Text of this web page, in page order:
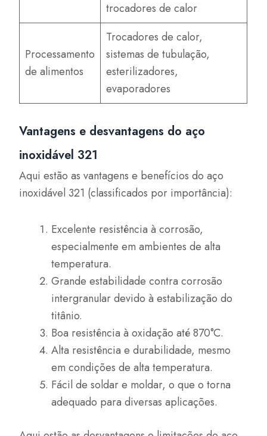
trocadores de calor
Processamento
de alimentos
Trocadores de calor,
sistemas de tubulação,
esterilizadores,
evaporadores
Vantagens e desvantagens do aço
inoxidável 321
Aqui estão as vantagens e benefícios do aço
inoxidável 321 (classificados por importância):
Excelente resistência à corrosão,
especialmente em ambientes de alta
temperatura.
Grande estabilidade contra corrosão
intergranular devido à estabilização do
titânio.
Boa resistência à oxidação até 870°C.
Alta resistência e durabilidade, mesmo
em condições de alta temperatura.
Fácil de soldar e moldar, o que o torna
adequado para diversas aplicações.